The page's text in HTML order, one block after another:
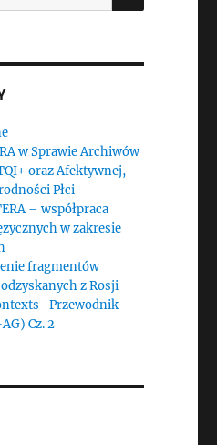
w Sprawie Archiwów
oraz Afektywnej,
Płci
– współpraca
w zakresie
fragmentów
z Rosji
Przewodnik
Cz. 2